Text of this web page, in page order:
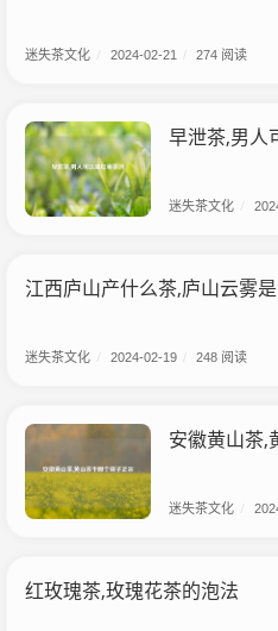
迷失茶文化 2024-02-21 274 阅读
早泄茶,男人
迷失茶文化
江西庐山产什么茶,庐山云雾
迷失茶文化 2024-02-19 248 阅读
安徽黄山茶,
迷失茶文化
红玫瑰茶,玫瑰花茶的泡法